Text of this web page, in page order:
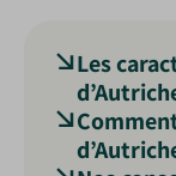
Les
Lepin noir